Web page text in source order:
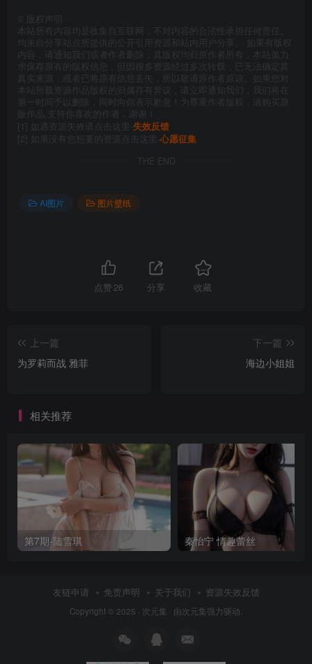
版权声明
本站所有内容均是收集自互联网，不对内容的合法性承担任何责任。
均来自分享站点所提供的公开引用资源和站内用户分享。 如果有版权
内容，请通知我们或者作者删除，其版权均归原作者所有，本站虽力
求保存原有的版权信息，但因很多资源经过多次转载，已无法确定其
真实来源，或者已将原有信息丢失，所以敬请原作者原谅。如果您对
本站所载资源作品版权的归属存有异议，请立即通知我们，我们将在
第一时间予以删除，同时向你表示歉意！为尊重作者版权，请购买原
版作品,支持你喜欢的作者，谢谢！
[1] 如遇资源失效请点击这里-失效反馈
[2] 如果没有您想要的资源点击这里-心愿征集
THE END
AI图片 图片壁纸
点赞26 分享 收藏
上一篇
为罗莉而战 雅菲
下一篇
海边小姐姐
相关推荐
第7期-陆雪琪 秦怡宁 情趣蕾丝
友链申请 免责声明 关于我们 资源失效反馈
Copyright © 2025 · 次元集 · 由次元集强力驱动.